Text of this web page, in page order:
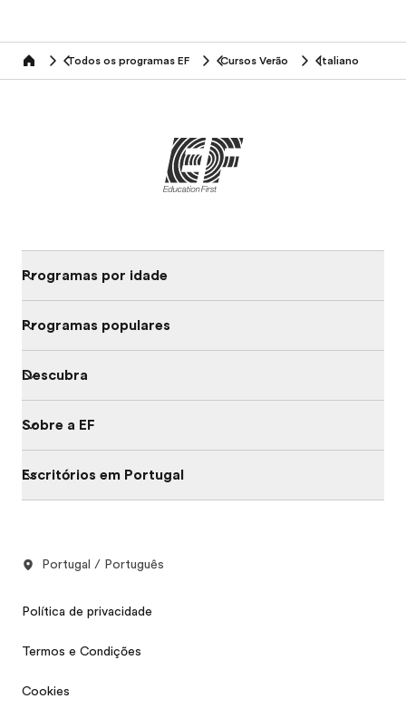
home Todos os programas EF Cursos Verão Italiano
Programas por idade
Programas populares
Descubra
Sobre a EF
Escritórios em Portugal
Portugal / Português
Política de privacidade
Termos e Condições
Cookies